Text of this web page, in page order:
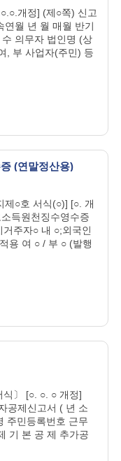
개정] (제○쪽) 신고
연월 년 월 매월 반기
의무자 법인명 (상
, 부 사업자(주민) 등
(연말정산용)
제○호 서식(○)] [○. 개
득원천징수영수증
주자○ 내 ○;외국인
용 여 ○ / 부 ○ (발행
식〕 [○. ○. ○ 개정]
공제신고서 ( 년 소
주민등록번호 근무
기 본 공 제 추가공